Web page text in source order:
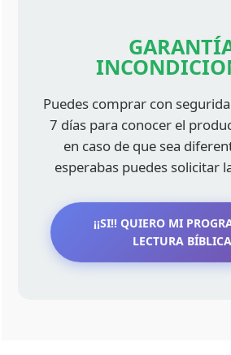
Puedes comprar con
7 días para conocer el
en caso de que sea
esperabas puedes solicitar
¡¡SI!! QUIERO MI
LECTURA BÍBLICA